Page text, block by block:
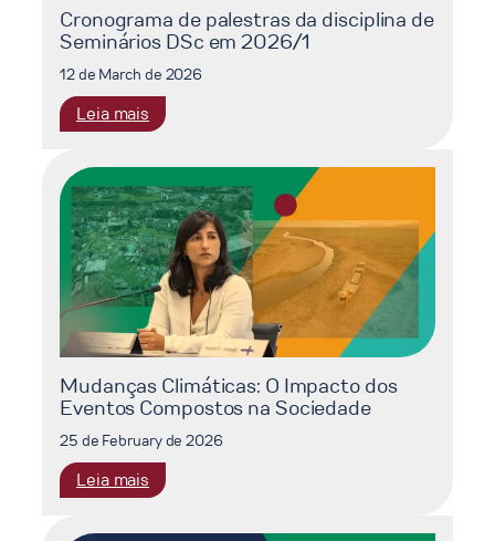
Cronograma de palestras da disciplina de
Seminários DSc em 2026/1
12 de March de 2026
Leia mais
Cronograma
palestras
da
disciplina
de
Seminários
DSc
em
2026/1
Mudanças Climáticas: O Impacto dos
Eventos Compostos na Sociedade
25 de February de 2026
Leia mais
Mudanças
Climáticas: